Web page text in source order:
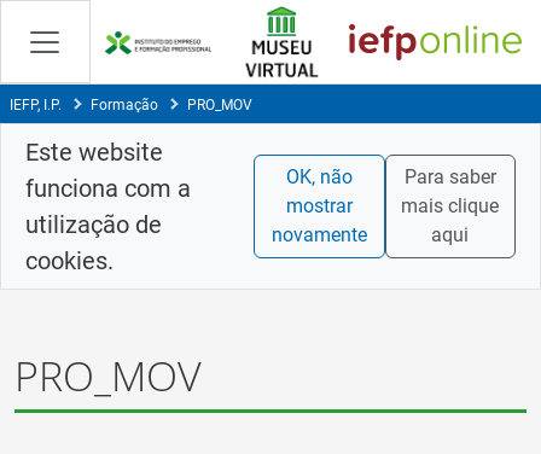
Skip
Content
IEFP, I.P. Formação PRO_MOV
Este website
funciona com a
utilização de
cookies.
OK, não
mostrar
novamente
Para saber
mais clique
aqui
PRO_MOV